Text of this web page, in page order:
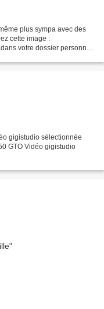
plus sympa avec des
cette image :
votre dossier personnel
gigistudio sélectionnée
GTO Vidéo gigistudio